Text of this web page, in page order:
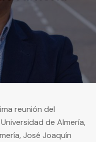
reunión del
de Almería,
José Joaquín